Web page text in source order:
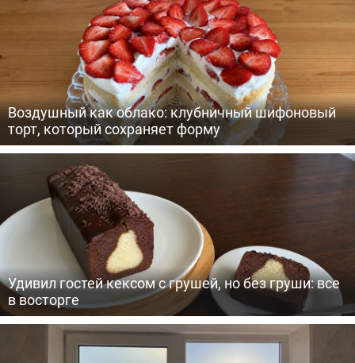
Воздушный как облако: клубничный шифоновый
торт, который сохраняет форму
Удивил гостей кексом с грушей, но без груши: все
в восторге